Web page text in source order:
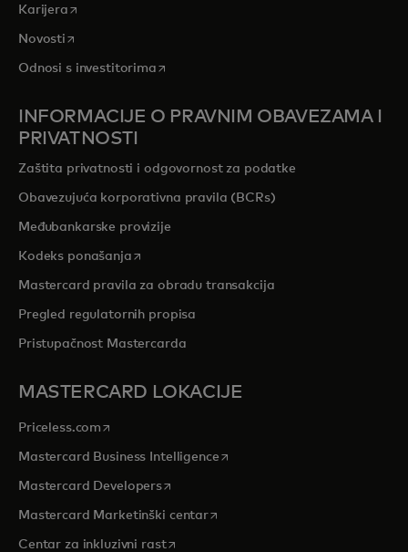
Karijeraopens in a new tab
Novosti opens in a new tab
Odnosi s investitorimaopens in a new tab
INFORMACIJE O PRAVNIM OBAVEZAMA I
PRIVATNOSTI
Zaštita privatnosti i odgovornost za podatke
Obavezujuća korporativna pravila (BCRs)
Međubankarske provizije
Kodeks ponašanjaopens in a new tab
Mastercard pravila za obradu transakcija
Pregled regulatornih propisa
Pristupačnost Mastercarda
MASTERCARD LOKACIJE
Priceless.com opens in a new tab
Mastercard Business Intelligenceopens in a new tab
Mastercard Developersopens in a new tab
Mastercard Marketinški centaropens in a new tab
Centar za inkluzivni rastopens in a new tab